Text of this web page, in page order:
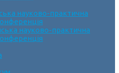
науково-практична
науково-практична